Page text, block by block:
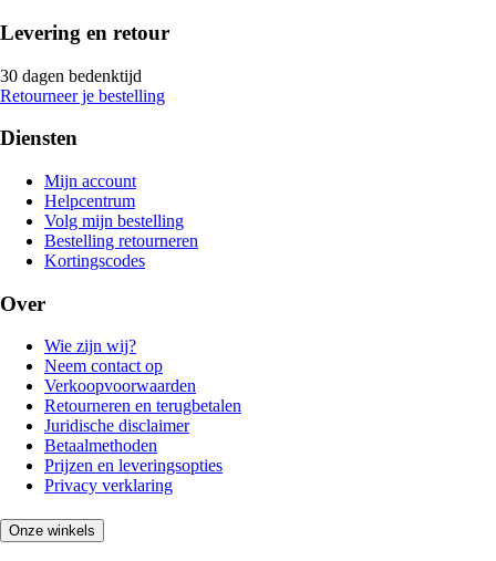
Levering en retour
30 dagen bedenktijd
Retourneer je bestelling
Diensten
Mijn account
Helpcentrum
Volg mijn bestelling
Bestelling retourneren
Kortingscodes
Over
Wie zijn wij?
Neem contact op
Verkoopvoorwaarden
Retourneren en terugbetalen
Juridische disclaimer
Betaalmethoden
Prijzen en leveringsopties
Privacy verklaring
Onze winkels